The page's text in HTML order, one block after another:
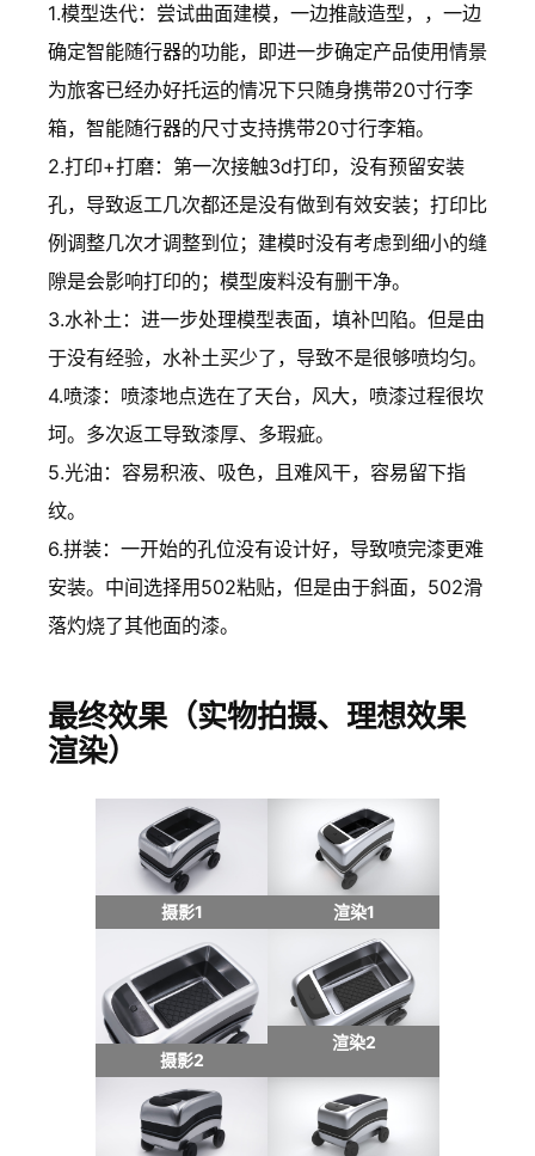
1.模型迭代：尝试曲面建模，一边推敲造型，，一边
确定智能随行器的功能，即进一步确定产品使用情景
为旅客已经办好托运的情况下只随身携带20寸行李
箱，智能随行器的尺寸支持携带20寸行李箱。
2.打印+打磨：第一次接触3d打印，没有预留安装
孔，导致返工几次都还是没有做到有效安装；打印比
例调整几次才调整到位；建模时没有考虑到细小的缝
隙是会影响打印的；模型废料没有删干净。
3.水补土：进一步处理模型表面，填补凹陷。但是由
于没有经验，水补土买少了，导致不是很够喷均匀。
4.喷漆：喷漆地点选在了天台，风大，喷漆过程很坎
坷。多次返工导致漆厚、多瑕疵。
5.光油：容易积液、吸色，且难风干，容易留下指
纹。
6.拼装：一开始的孔位没有设计好，导致喷完漆更难
安装。中间选择用502粘贴，但是由于斜面，502滑
落灼烧了其他面的漆。
最终效果（实物拍摄、理想效果
渲染）
摄影1 渲染1
摄影2
渲染2